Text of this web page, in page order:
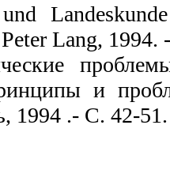
Lang, 1994.
проблемы
и
1994 .- С. 42-51.